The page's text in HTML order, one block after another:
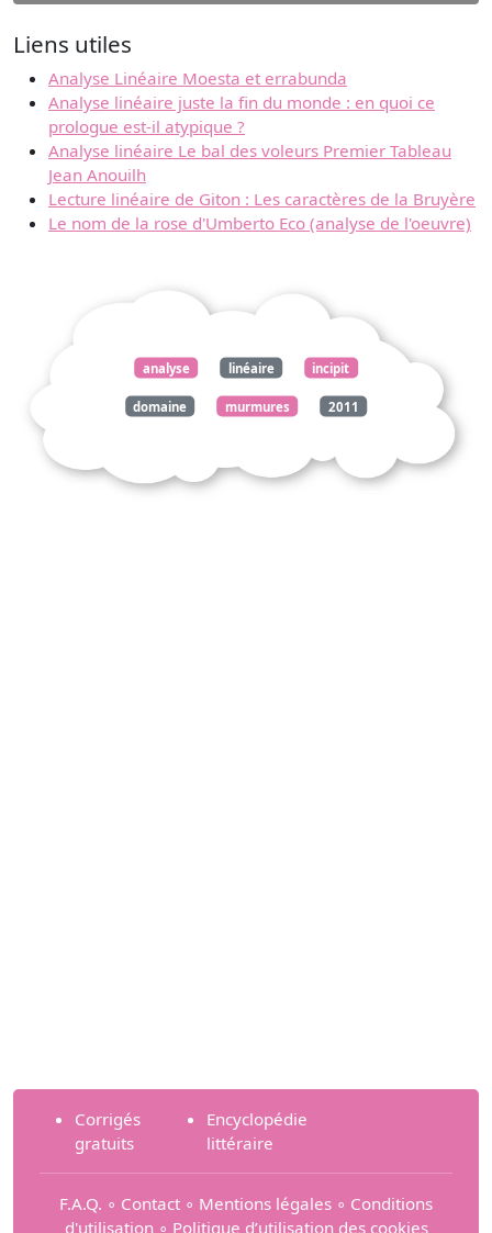
Liens utiles
Analyse Linéaire Moesta et errabunda
Analyse linéaire juste la fin du monde : en quoi ce
prologue est-il atypique ?
Analyse linéaire Le bal des voleurs Premier Tableau
Jean Anouilh
Lecture linéaire de Giton : Les caractères de la Bruyère
Le nom de la rose d'Umberto Eco (analyse de l'oeuvre)
analyse linéaire incipit
domaine murmures 2011
Corrigés
gratuits
Encyclopédie
littéraire
F.A.Q. ∘ Contact ∘ Mentions légales ∘ Conditions
d'utilisation ∘ Politique d’utilisation des cookies